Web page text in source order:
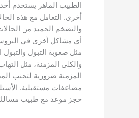
الطبيب الماهر يستخدم
أخرى. التعامل مع هذه
والتضخم الحميد من
أي مشاكل أخرى في
مثل صعوبة التبول
والكلى المزمنة، مثل
المزمنة ضرورية لتجنب
حجز موعد مع طبيب مسالك